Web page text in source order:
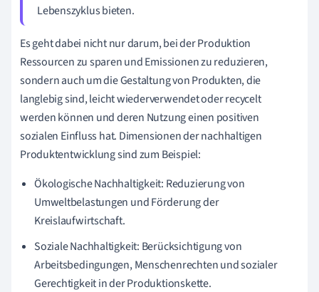
Lebenszyklus bieten.
Es geht dabei nicht nur darum, bei der Produktion
Ressourcen zu sparen und Emissionen zu reduzieren,
sondern auch um die Gestaltung von Produkten, die
langlebig sind, leicht wiederverwendet oder recycelt
werden können und deren Nutzung einen positiven
sozialen Einfluss hat. Dimensionen der nachhaltigen
Produktentwicklung sind zum Beispiel:
Ökologische Nachhaltigkeit: Reduzierung von
Umweltbelastungen und Förderung der
Kreislaufwirtschaft.
Soziale Nachhaltigkeit: Berücksichtigung von
Arbeitsbedingungen, Menschenrechten und sozialer
Gerechtigkeit in der Produktionskette.